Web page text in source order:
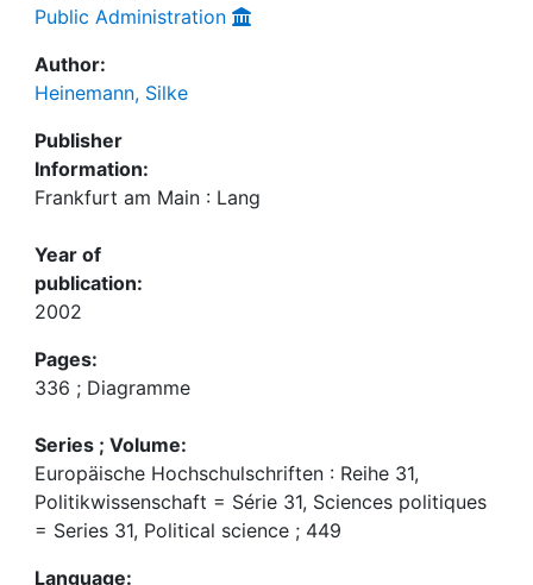
Public Administration
Author:
Heinemann, Silke
Publisher
Information:
Frankfurt am Main : Lang
Year of
publication:
2002
Pages:
336 ; Diagramme
Series ; Volume:
Europäische Hochschulschriften : Reihe 31,
Politikwissenschaft = Série 31, Sciences politiques
= Series 31, Political science ; 449
Language: